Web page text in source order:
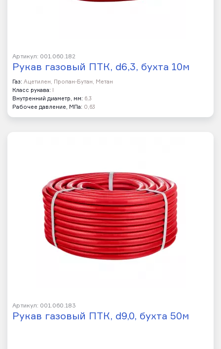
Артикул: 001.060.182
Рукав газовый ПТК, d6,3, бухта 10м
Газ: Ацетилен, Пропан-Бутан, Метан
Класс рукава:
Внутренний диаметр, мм: 6,3
Рабочее давление, МПа: 0,63
Артикул: 001.060.183
Рукав газовый ПТК, d9,0, бухта 50м